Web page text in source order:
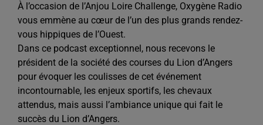
À l’occasion de l’Anjou Loire Challenge, Oxygène Radio
vous emmène au cœur de l’un des plus grands rendez-
vous hippiques de l’Ouest.
Dans ce podcast exceptionnel, nous recevons le
président de la société des courses du Lion d’Angers
pour évoquer les coulisses de cet événement
incontournable, les enjeux sportifs, les chevaux
attendus, mais aussi l’ambiance unique qui fait le
succès du Lion d’Angers.